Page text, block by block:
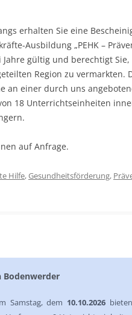
erhalten Sie eine
Ausbildung „PEHK –
gültig und berechtigt
Region zu vermarkten.
an einer durch uns
18 Unterrichtseinheiten
auf Anfrage.
Hilfe,Gesundheitsförderung,
Bodenwerder
Samstag, dem 10.10.2026